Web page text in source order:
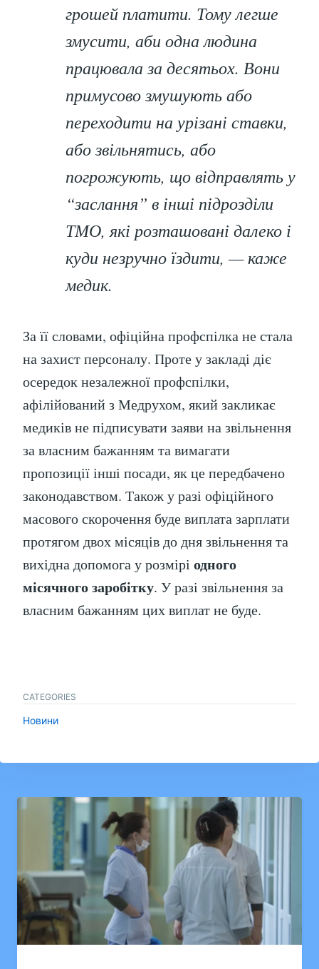
грошей платити. Тому легше
змусити, аби одна людина
працювала за десятьох. Вони
примусово змушують або
переходити на урізані ставки,
або звільнятись, або
погрожують, що відправлять у
“заслання” в інші підрозділи
ТМО, які розташовані далеко і
куди незручно їздити, — каже
медик.
За її словами, офіційна профспілка не стала
на захист персоналу. Проте у закладі діє
осередок незалежної профспілки,
афілійований з Медрухом, який закликає
медиків не підписувати заяви на звільнення
за власним бажанням та вимагати
пропозиції інші посади, як це передбачено
законодавством. Також у разі офіційного
масового скорочення буде виплата зарплати
протягом двох місяців до дня звільнення та
вихідна допомога у розмірі одного
місячного заробітку. У разі звільнення за
власним бажанням цих виплат не буде.
CATEGORIES
Новини
Навігація
записів